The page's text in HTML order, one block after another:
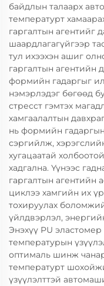
байдлын талаарх
температурт
гаргалтын агентийг
шаардлагагүйгээр
тул ихээхэн ашиг
гаргалтын агентийн
формийн гадаргыг
нэмэрлэдэг бөгөөд
стресст гэмтэх
хамгаалалтын
нь формийн
сэргийлж,
хугацаатай
хадгална. Үүнээс
гаргалтын агентийн
циклээ хамгийн их
тохируулах
үйлдвэрлэл,
Энэхүү PU
температурын
оптималь шинж
температурт
үзүүлэлттэй